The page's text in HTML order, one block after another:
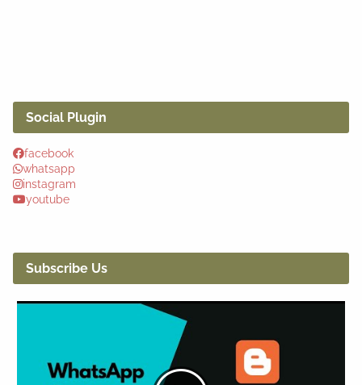
Social Plugin
facebook
whatsapp
instagram
youtube
Subscribe Us